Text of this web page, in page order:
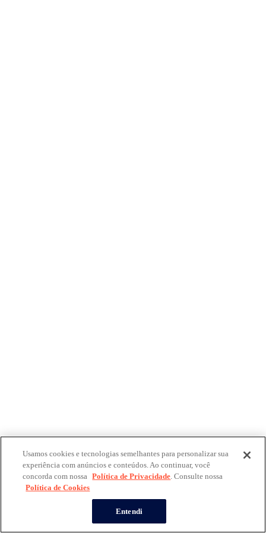
Usamos cookies e tecnologias semelhantes para personalizar sua
experiência com anúncios e conteúdos. Ao continuar, você
concorda com nossa Política de Privacidade. Consulte nossa
Política de Cookies
Entendi